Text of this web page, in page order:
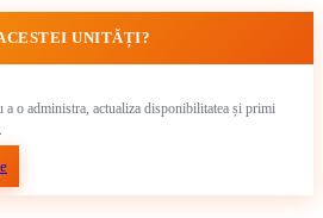
UNITĂȚI?
a o administra, actualiza disponibilitatea și primi